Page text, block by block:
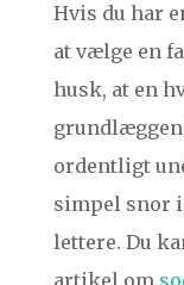
Hvis du har
at vælge en
husk, at en
ordentligt
simpel snor
lettere. Du